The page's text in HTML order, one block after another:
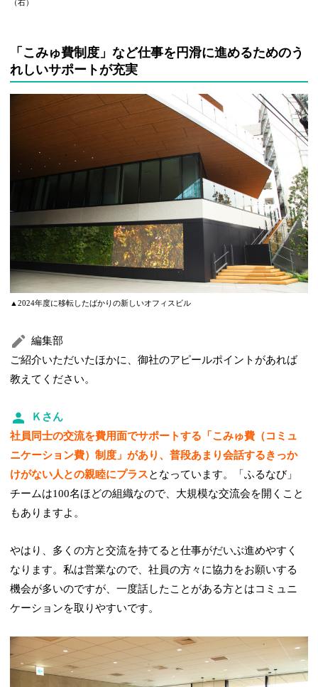
（右）
「こみゅ費制度」など仕事を円滑に進めるためのう
れしいサポートが充実
▲2024年度に移転したばかりの新しいオフィスビル
編集部
ご紹介いただいたほかに、御社のアピールポイントがあれば
教えてください。
Ｋさん
社員同士の交流を費用面でサポートする「こみゅ費（コミュ
ニケーション費）制度」があり、普段あまり会話するきっか
けがない人との親睦にプラスとなっています。「ふるなび」
チームは100名ほどの組織なので、大規模な交流会を開くこと
もありますよ。
やはり、多くの方と交流を持てると仕事がだいぶ進めやすく
なります。私は営業なので、社員の方々に協力をお願いする
機会が多いのですが、一度話したことがある方とはコミュニ
ケーションを取りやすいです。